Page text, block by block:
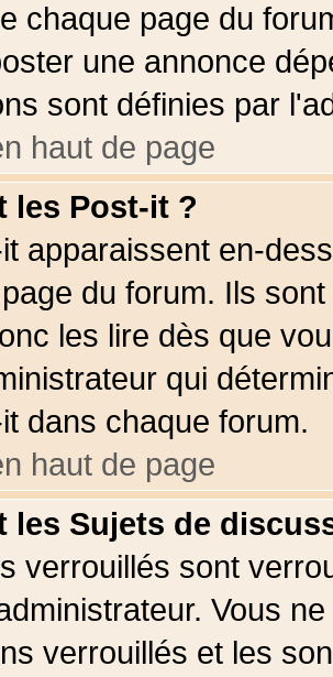
chaque page du
une annonce
sont définies par
haut de page
les Post-it ?
apparaissent en-
du forum. Ils
les lire dès que
qui
dans chaque forum.
haut de page
les Sujets de
verrouillés sont
Vous
verrouillés et les